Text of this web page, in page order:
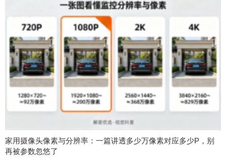
家用摄像头像素与分辨率：一篇讲透多少万像素对应多少P，别
再被参数忽悠了